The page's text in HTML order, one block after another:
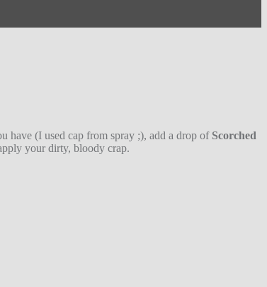
have (I used cap from spray ;), add a drop of Scorched
your dirty, bloody crap.